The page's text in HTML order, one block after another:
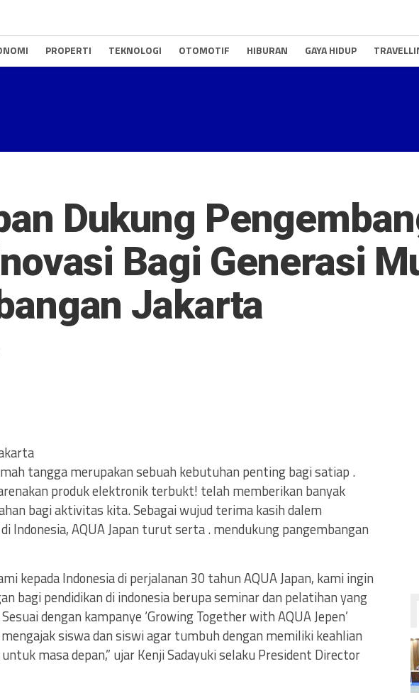
PROPERTI TEKNOLOGI OTOMOTIF HIBURAN GAYA HIDUP
Dukung
Bagi Generasi
Jakarta
tangga merupakan sebuah kebutuhan penting bagi satiap .
produk elektronik terbukt! telah memberikan banyak
bagi aktivitas kita. Sebagai wujud terima kasih dalem
Indonesia, AQUA Japan turut serta . mendukung pangembangan
kepada Indonesia di perjalanan 30 tahun AQUA Japan, kami ingin
bagi pendidikan di indonesia berupa seminar dan pelatihan yang
dengan kampanye ‘Growing Together with AQUA Jepen’
siswa dan siswi agar tumbuh dengan memiliki keahlian
masa depan,” ujar Kenji Sadayuki selaku President Director